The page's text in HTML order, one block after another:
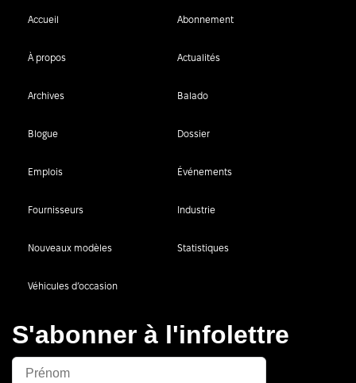
Accueil Abonnement
À propos Actualités
Archives Balado
Blogue Dossier
Emplois Événements
Fournisseurs Industrie
Nouveaux modèles Statistiques
Véhicules d’occasion
S'abonner à l'infolettre